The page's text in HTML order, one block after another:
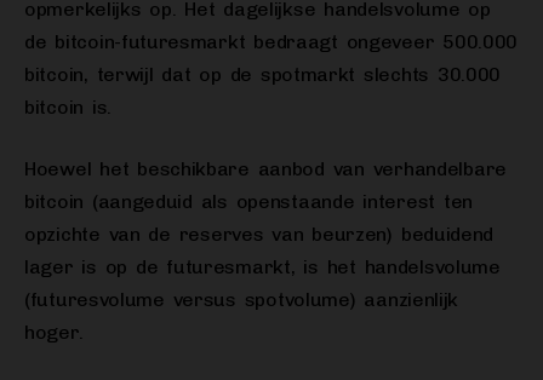
opmerkelijks op. Het dagelijkse handelsvolume op
de bitcoin-futuresmarkt bedraagt ongeveer 500.000
bitcoin, terwijl dat op de spotmarkt slechts 30.000
bitcoin is.
Hoewel het beschikbare aanbod van verhandelbare
bitcoin (aangeduid als openstaande interest ten
opzichte van de reserves van beurzen) beduidend
lager is op de futuresmarkt, is het handelsvolume
(futuresvolume versus spotvolume) aanzienlijk
hoger.